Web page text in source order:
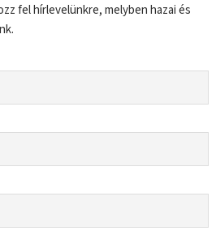
fel hírlevelünkre, melyben hazai és